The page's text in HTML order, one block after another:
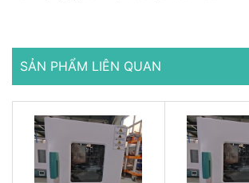
SẢN PHẨM LIÊN QUAN